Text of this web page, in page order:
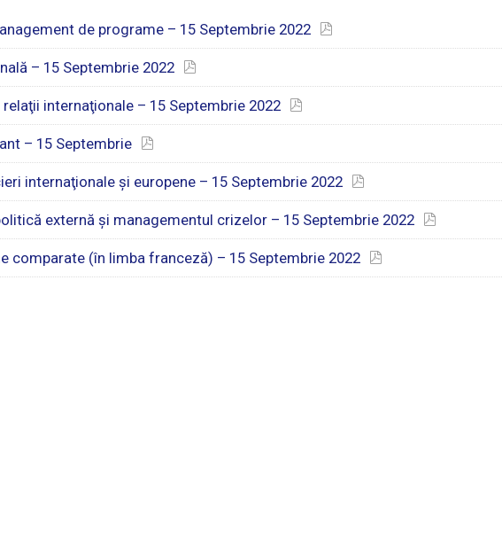
de programe – 15 Septembrie 2022
– 15 Septembrie 2022
internaţionale – 15 Septembrie 2022
– 15 Septembrie
internaţionale şi europene – 15 Septembrie 2022
externă şi managementul crizelor – 15 Septembrie 2022
comparate (în limba franceză) – 15 Septembrie 2022